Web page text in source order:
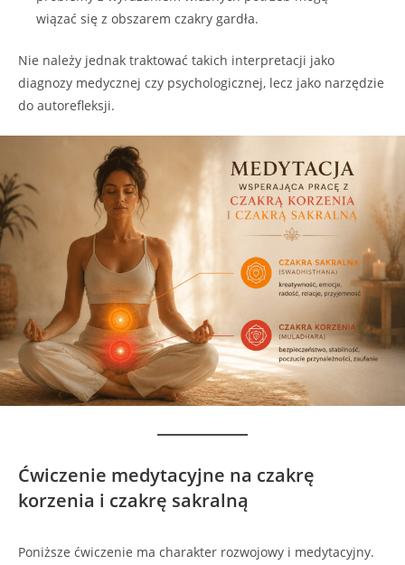
wiązać się z obszarem czakry gardła.
Nie należy jednak traktować takich interpretacji jako
diagnozy medycznej czy psychologicznej, lecz jako narzędzie
do autorefleksji.
Ćwiczenie medytacyjne na czakrę
korzenia i czakrę sakralną
Poniższe ćwiczenie ma charakter rozwojowy i medytacyjny.